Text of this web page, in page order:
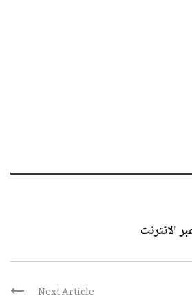
الانترنت
Next Article